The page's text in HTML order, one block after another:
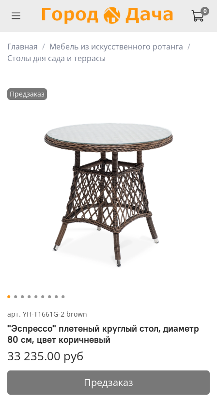
0
Главная
Мебель из искусственного ротанга
Столы для сада и террасы
Предзаказ
арт. YH-T1661G-2 brown
"Эспрессо" плетеный круглый стол, диаметр
80 см, цвет коричневый
33 235.00 руб
Предзаказ